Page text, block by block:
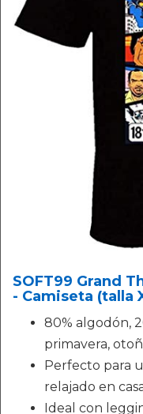
SOFT99 Grand
- Camiseta (talla
80% algodón,
primavera,
Perfecto para
relajado en
Ideal con